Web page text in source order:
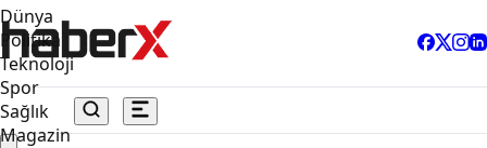
Dünya
Politika
Teknoloji
Spor
Sağlık
Magazin